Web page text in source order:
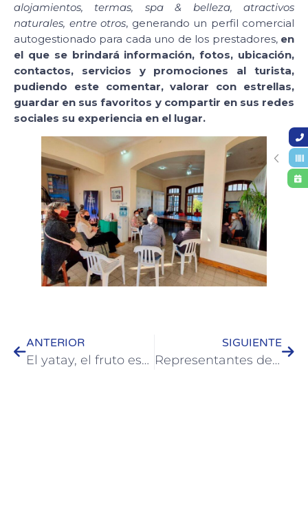
alojamientos, termas, spa & belleza, atractivos
naturales, entre otros, generando un perfil comercial
autogestionado para cada uno de los prestadores, en
el que se brindará información, fotos, ubicación,
contactos, servicios y promociones al turista,
pudiendo este comentar, valorar con estrellas,
guardar en sus favoritos y compartir en sus redes
sociales su experiencia en el lugar.
ANTERIOR
El yatay, el fruto estrella de nuestra gastronomía regional
SIGUIENTE
Representantes del gremio Agmer fueron recibidos por el Intendente José Luis Walser